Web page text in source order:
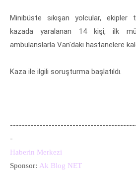
Minibüste sıkışan yolcular, ekipler
kazada yaralanan 14 kişi, ilk
ambulanslarla Van'daki hastanelere
Kaza ile ilgili soruşturma başlatıldı.
-
Haberin Merkezi
Sponsor: Ak Blog NET